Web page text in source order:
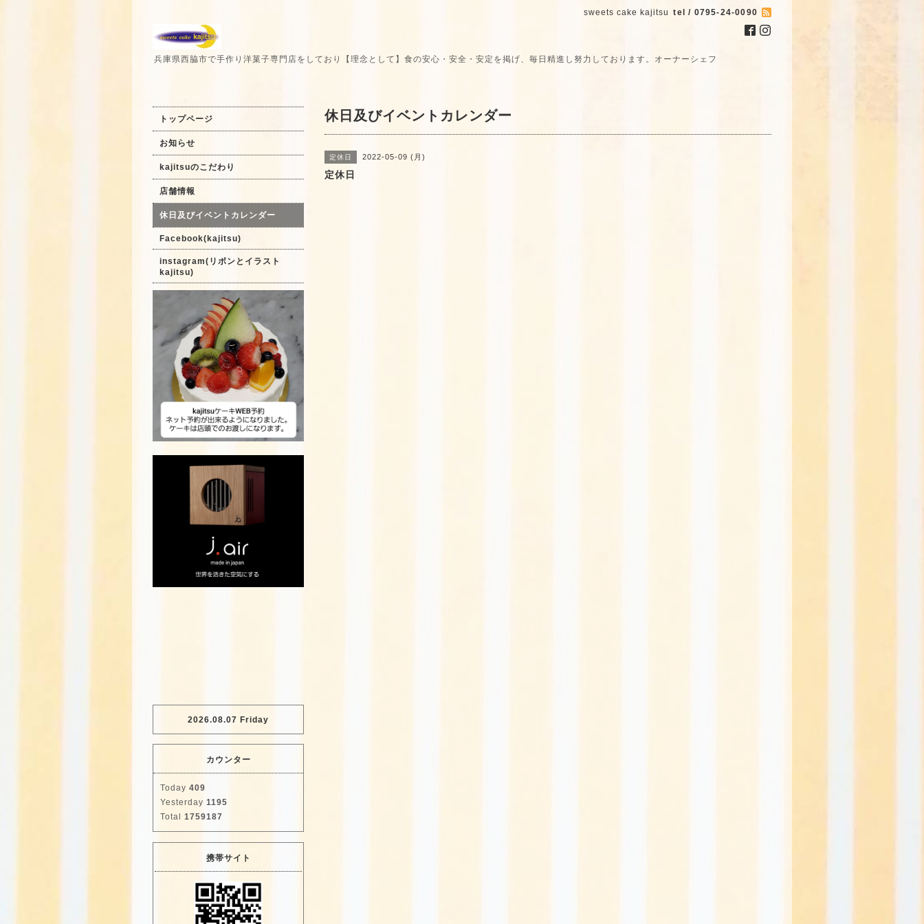
sweets cake kajitsu tel / 0795-24-0090
兵庫県西脇市で手作り洋菓子専門店をしており【理念として】食の安心・安全・安定を掲げ、毎日精進し努力しております。オーナーシェフ
休日及びイベントカレンダー
定休日 2022-05-09 (月)
定休日
トップページ
お知らせ
kajitsuのこだわり
店舗情報
休日及びイベントカレンダー
Facebook(kajitsu)
instagram(リボンとイラスト
kajitsu)
2026.08.07 Friday
カウンター
Today 409
Yesterday 1195
Total 1759187
携帯サイト